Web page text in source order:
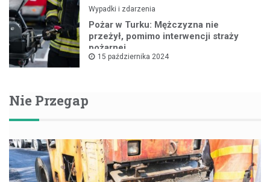
Wypadki i zdarzenia
Pożar w Turku: Mężczyzna nie
przeżył, pomimo interwencji straży
pożarnej
15 października 2024
Nie Przegap